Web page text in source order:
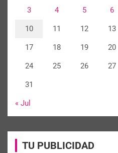
3 4 5 6
10 11 12 13
17 18 19 20
24 25 26 27
31
« Jul
TU PUBLICIDAD